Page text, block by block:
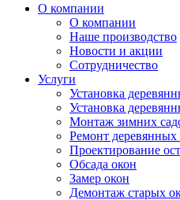
О компании
О компании
Наше производство
Новости и акции
Сотрудничество
Услуги
Установка
Установка
Монтаж зимних
Ремонт деревянных
Проектирование
Обсада окон
Замер окон
Демонтаж старых